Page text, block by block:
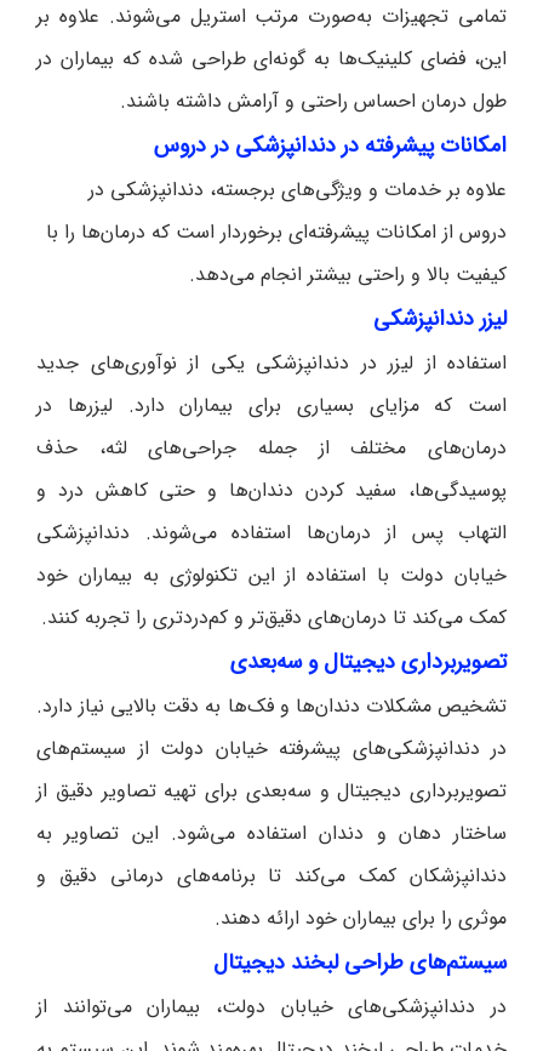
تمامی تجهیزات به‌صورت مرتب استریل می‌شوند. علاوه بر
این، فضای کلینیک‌ها به گونه‌ای طراحی شده که بیماران در
طول درمان احساس راحتی و آرامش داشته باشند.
امکانات پیشرفته در دندانپزشکی در دروس
علاوه بر خدمات و ویژگی‌های برجسته، دندانپزشکی در
دروس از امکانات پیشرفته‌ای برخوردار است که درمان‌ها را با
کیفیت بالا و راحتی بیشتر انجام می‌دهد.
لیزر دندانپزشکی
استفاده از لیزر در دندانپزشکی یکی از نوآوری‌های جدید
است که مزایای بسیاری برای بیماران دارد. لیزرها در
درمان‌های مختلف از جمله جراحی‌های لثه، حذف
پوسیدگی‌ها، سفید کردن دندان‌ها و حتی کاهش درد و
التهاب پس از درمان‌ها استفاده می‌شوند. دندانپزشکی
خیابان دولت با استفاده از این تکنولوژی به بیماران خود
کمک می‌کند تا درمان‌های دقیق‌تر و کم‌دردتری را تجربه کنند.
تصویربرداری دیجیتال و سه‌بعدی
تشخیص مشکلات دندان‌ها و فک‌ها به دقت بالایی نیاز دارد.
در دندانپزشکی‌های پیشرفته خیابان دولت از سیستم‌های
تصویربرداری دیجیتال و سه‌بعدی برای تهیه تصاویر دقیق از
ساختار دهان و دندان استفاده می‌شود. این تصاویر به
دندانپزشکان کمک می‌کند تا برنامه‌های درمانی دقیق و
موثری را برای بیماران خود ارائه دهند.
سیستم‌های طراحی لبخند دیجیتال
در دندانپزشکی‌های خیابان دولت، بیماران می‌توانند از